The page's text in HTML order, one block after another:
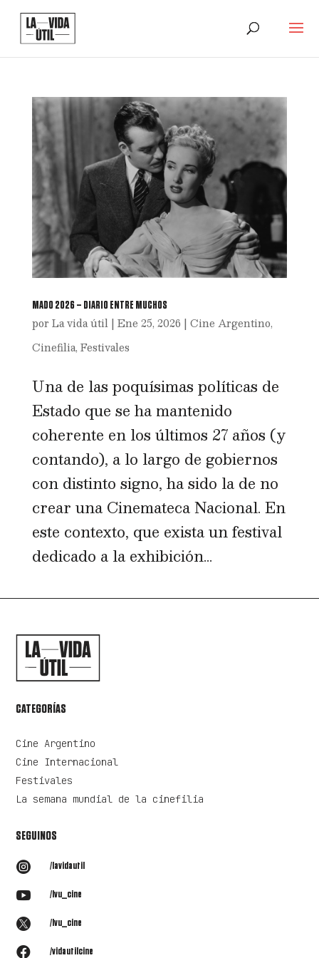
MADO 2026 – DIARIO ENTRE MUCHOS
por La vida útil| Ene 25, 2026 | Cine Argentino,
Cinefilia, Festivales
Una de las poquísimas políticas de
Estado que se ha mantenido
coherente en los últimos 27 años (y
contando), a lo largo de gobiernos
con distinto signo, ha sido la de no
crear una Cinemateca Nacional. En
este contexto, que exista un festival
dedicado a la exhibición...
CATEGORÍAS
Cine Argentino
Cine Internacional
Festivales
La semana mundial de la cinefilia
SEGUINOS
 /lavidautil
 /lvu_cine
 /lvu_cine
 /vidautilcine